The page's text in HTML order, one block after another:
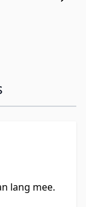
2023
lang mee.